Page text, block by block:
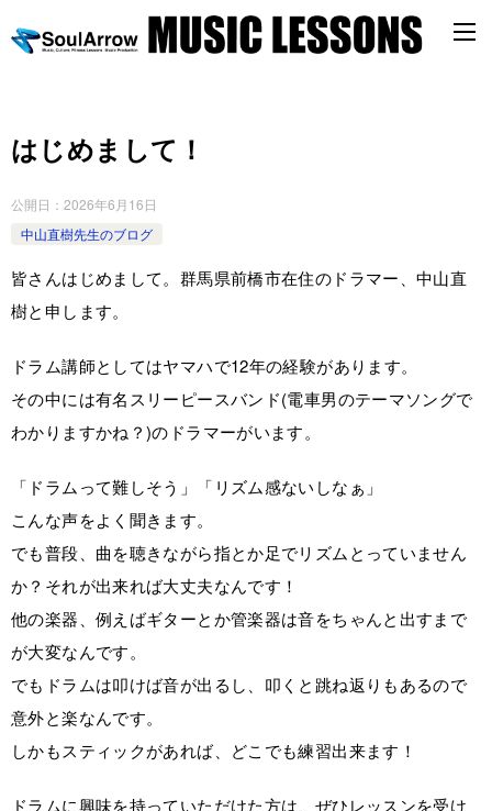
はじめまして！
公開日： 2026年6月16日
中山直樹先生のブログ
皆さんはじめまして。群馬県前橋市在住のドラマー、中山直
樹と申します。
ドラム講師としてはヤマハで12年の経験があります。
その中には有名スリーピースバンド(電車男のテーマソングで
わかりますかね？)のドラマーがいます。
「ドラムって難しそう」「リズム感ないしなぁ」
こんな声をよく聞きます。
でも普段、曲を聴きながら指とか足でリズムとっていません
か？それが出来れば大丈夫なんです！
他の楽器、例えばギターとか管楽器は音をちゃんと出すまで
が大変なんです。
でもドラムは叩けば音が出るし、叩くと跳ね返りもあるので
意外と楽なんです。
しかもスティックがあれば、どこでも練習出来ます！
ドラムに興味を持っていただけた方は、ぜひレッスンを受け